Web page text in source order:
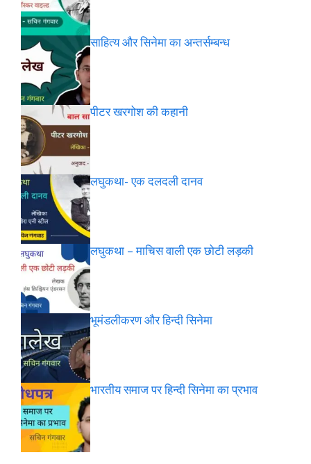
साहित्य और सिनेमा का अन्तर्सम्बन्ध
पीटर खरगोश की कहानी
लघुकथा- एक दलदली दानव
लघुकथा – माचिस वाली एक छोटी लड़की
भूमंडलीकरण और हिन्दी सिनेमा
भारतीय समाज पर हिन्दी सिनेमा का प्रभाव